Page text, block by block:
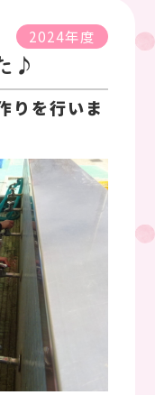
2024年度
♪
りを行いま